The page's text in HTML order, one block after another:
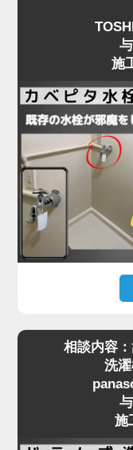
まずはお気軽に
な方法をご提案
今回、与謝郡で
は、「購入した
の扉に当たって
現地確認の結果
法ギリギリで、
扉が障害物とな
め、扉を丁寧に
に設置。その後
ーズに作業を完
濯機設置費用と
「最初はどうな
当に助かりまし
洗濯機取り付け
ざまな要素が関
い。プロが現場
いたします。
施
らない」といっ
多く見られます
いたN様のご自
されたのは
ースには洗濯パ
相談内容：
洗
施